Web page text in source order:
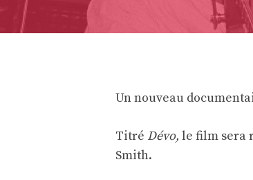
Un nouveau
Titré Dévo, le film sera
Smith.